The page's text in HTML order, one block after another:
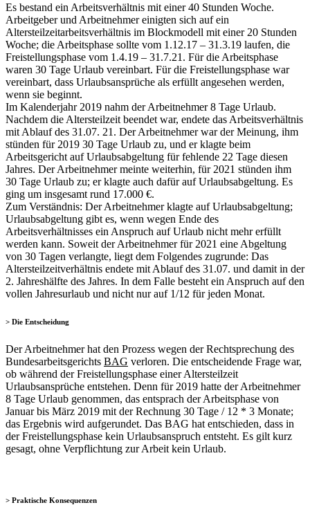
Es bestand ein Arbeitsverhältnis mit einer 40 Stunden Woche.
Arbeitgeber und Arbeitnehmer einigten sich auf ein
Altersteilzeitarbeitsverhältnis im Blockmodell mit einer 20 Stunden
Woche; die Arbeitsphase sollte vom 1.12.17 – 31.3.19 laufen, die
Freistellungsphase vom 1.4.19 – 31.7.21. Für die Arbeitsphase
waren 30 Tage Urlaub vereinbart. Für die Freistellungsphase war
vereinbart, dass Urlaubsansprüche als erfüllt angesehen werden,
wenn sie beginnt.
Im Kalenderjahr 2019 nahm der Arbeitnehmer 8 Tage Urlaub.
Nachdem die Altersteilzeit beendet war, endete das Arbeitsverhältnis
mit Ablauf des 31.07. 21. Der Arbeitnehmer war der Meinung, ihm
stünden für 2019 30 Tage Urlaub zu, und er klagte beim
Arbeitsgericht auf Urlaubsabgeltung für fehlende 22 Tage diesen
Jahres. Der Arbeitnehmer meinte weiterhin, für 2021 stünden ihm
30 Tage Urlaub zu; er klagte auch dafür auf Urlaubsabgeltung. Es
ging um insgesamt rund 17.000 €.
Zum Verständnis: Der Arbeitnehmer klagte auf Urlaubsabgeltung;
Urlaubsabgeltung gibt es, wenn wegen Ende des
Arbeitsverhältnisses ein Anspruch auf Urlaub nicht mehr erfüllt
werden kann. Soweit der Arbeitnehmer für 2021 eine Abgeltung
von 30 Tagen verlangte, liegt dem Folgendes zugrunde: Das
Altersteilzeitverhältnis endete mit Ablauf des 31.07. und damit in der
2. Jahreshälfte des Jahres. In dem Falle besteht ein Anspruch auf den
vollen Jahresurlaub und nicht nur auf 1/12 für jeden Monat.
> Die Entscheidung
Der Arbeitnehmer hat den Prozess wegen der Rechtsprechung des
Bundesarbeitsgerichts BAG verloren. Die entscheidende Frage war,
ob während der Freistellungsphase einer Altersteilzeit
Urlaubsansprüche entstehen. Denn für 2019 hatte der Arbeitnehmer
8 Tage Urlaub genommen, das entsprach der Arbeitsphase von
Januar bis März 2019 mit der Rechnung 30 Tage / 12 * 3 Monate;
das Ergebnis wird aufgerundet. Das BAG hat entschieden, dass in
der Freistellungsphase kein Urlaubsanspruch entsteht. Es gilt kurz
gesagt, ohne Verpflichtung zur Arbeit kein Urlaub.
> Praktische Konsequenzen